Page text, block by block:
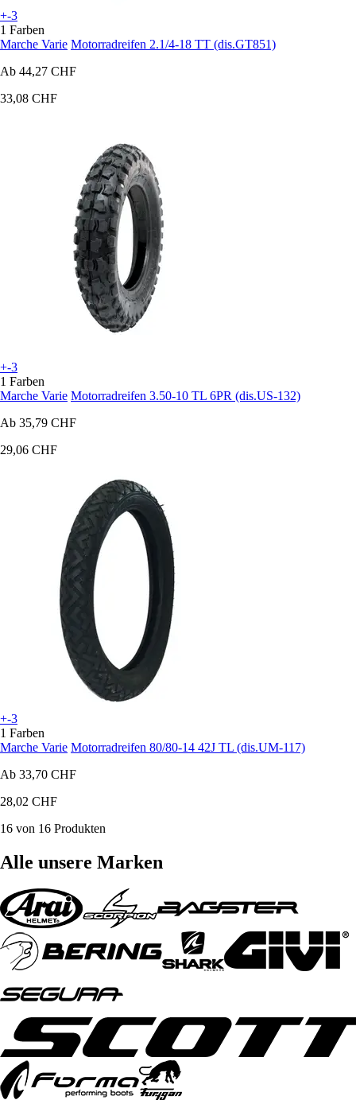
+-3
1 Farben
Marche Varie Motorradreifen 2.1/4-18 TT (dis.GT851)
Ab 44,27 CHF
33,08 CHF
+-3
1 Farben
Marche Varie Motorradreifen 3.50-10 TL 6PR (dis.US-132)
Ab 35,79 CHF
29,06 CHF
+-3
1 Farben
Marche Varie Motorradreifen 80/80-14 42J TL (dis.UM-117)
Ab 33,70 CHF
28,02 CHF
16 von 16 Produkten
Alle unsere Marken